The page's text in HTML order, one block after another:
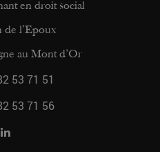
en droit social
de l’Epoux
au Mont d’Or
53 71 51
53 71 56